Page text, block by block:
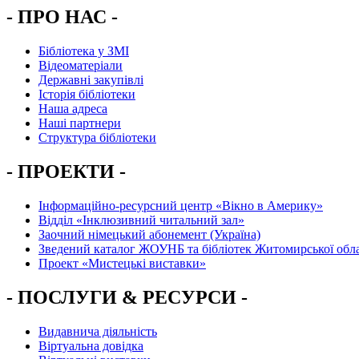
- ПРО НАС -
Бібліотека у ЗМІ
Відеоматеріали
Державні закупівлі
Історія бібліотеки
Наша адреса
Наші партнери
Структура бібліотеки
- ПРОЕКТИ -
Інформаційно-ресурсний центр «Вікно в Америку»
Вiддiл «Інклюзивний читальний зал»
Заочний німецький абонемент (Україна)
Зведений каталог ЖОУНБ та бібліотек Житомирської
Проект «Мистецькі виставки»
- ПОСЛУГИ & РЕСУРСИ -
Видавнича діяльність
Віртуальна довідка